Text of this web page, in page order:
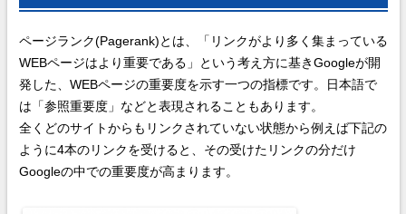
ページランク(Pagerank)とは、「リンクがより多く集まっている
WEBページはより重要である」という考え方に基きGoogleが開
発した、WEBページの重要度を示す一つの指標です。日本語で
は「参照重要度」などと表現されることもあります。
全くどのサイトからもリンクされていない状態から例えば下記の
ように4本のリンクを受けると、その受けたリンクの分だけ
Googleの中での重要度が高まります。